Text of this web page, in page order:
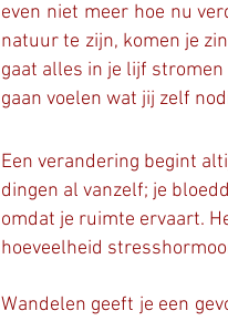
even niet meer hoe nu
natuur te zijn, komen je
gaat alles in je lijf
gaan voelen wat jij zelf
Een verandering begint
dingen al vanzelf; je
omdat je ruimte ervaart.
hoeveelheid
Wandelen geeft je een